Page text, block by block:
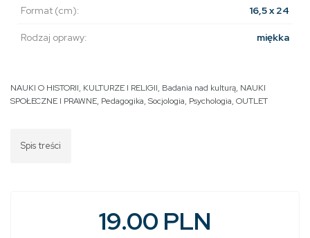
Format (cm): 16,5 x 24
Rodzaj oprawy: miękka
NAUKI O HISTORII, KULTURZE I RELIGII, Badania nad kulturą, NAUKI
SPOŁECZNE I PRAWNE, Pedagogika, Socjologia, Psychologia, OUTLET
Spis treści
19.00 PLN